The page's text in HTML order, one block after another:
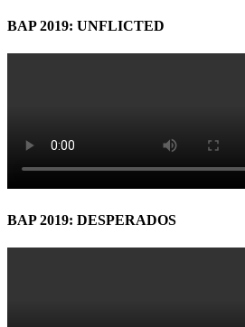
BAP 2019: UNFLICTED
BAP 2019: DESPERADOS